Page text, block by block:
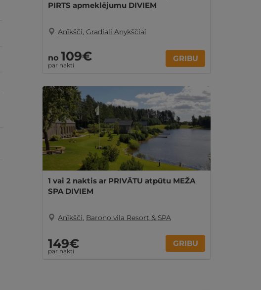
PIRTS apmeklējumu DIVIEM
Anīkšči, Gradiali Anykščiai
no 109€
par nakti
GRIBU
1 vai 2 naktis ar PRIVĀTU atpūtu MEŽA
SPA DIVIEM
Anīkšči, Barono vila Resort & SPA
149€
par nakti
GRIBU